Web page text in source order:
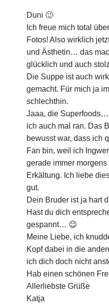
Duni 🙂
Ich freue mich total
Fotos! Also wirklich
und Ästhetin… das
glücklich und auch
Die Suppe ist auch
gemacht. Für mich ja
schlechthin.
Jaaa, die
ich auch mal ran. Das
bewusst war, dass ich
Fan bin, weil ich
gerade immer
Erkältung. Ich liebe
gut.
Dein Bruder ist ja hart
Hast du dich
gespannt… 😉
Meine Liebe, ich
Kopf dabei in die
ich dich doch nicht
Hab einen schönen
Allerliebste Grüße
Katja